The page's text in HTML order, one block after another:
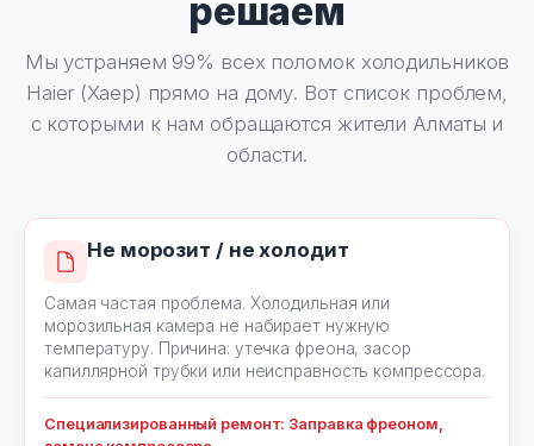
решаем
Мы устраняем 99% всех поломок холодильников
Haier (Хаер) прямо на дому. Вот список проблем,
с которыми к нам обращаются жители Алматы и
области.
Не морозит / не холодит
Самая частая проблема. Холодильная или
морозильная камера не набирает нужную
температуру. Причина: утечка фреона, засор
капиллярной трубки или неисправность компрессора.
Специализированный ремонт: Заправка фреоном,